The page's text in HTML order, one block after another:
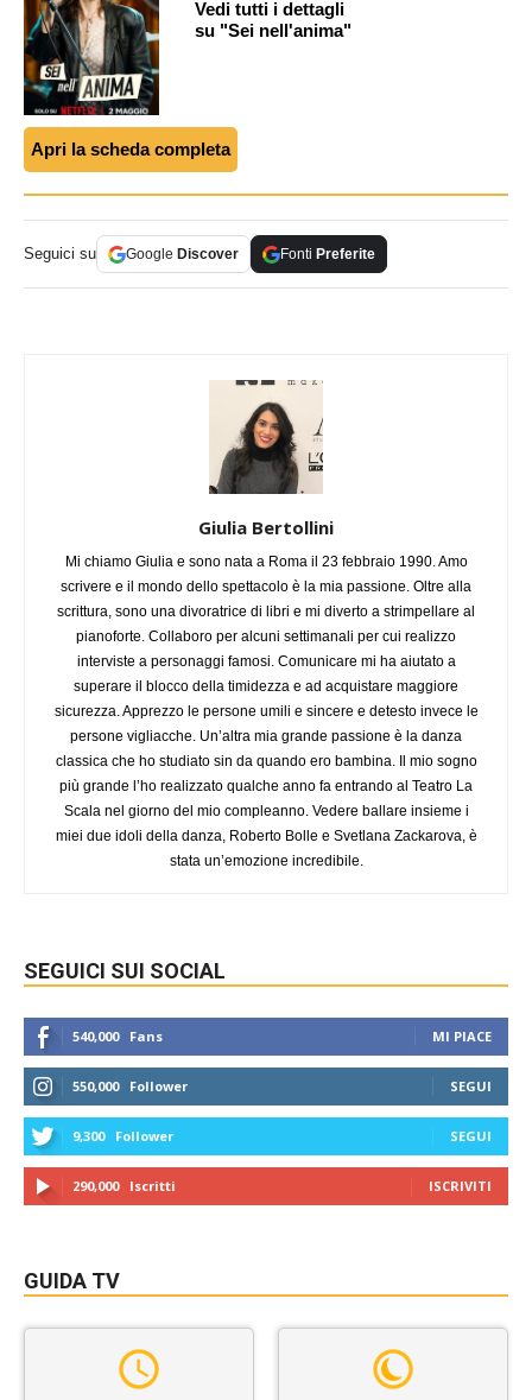
Vedi tutti i dettagli
su "Sei nell'anima"
Apri la scheda completa
Seguici su Google Discover Fonti Preferite
Giulia Bertollini
Mi chiamo Giulia e sono nata a Roma il 23 febbraio 1990. Amo
scrivere e il mondo dello spettacolo è la mia passione. Oltre alla
scrittura, sono una divoratrice di libri e mi diverto a strimpellare al
pianoforte. Collaboro per alcuni settimanali per cui realizzo
interviste a personaggi famosi. Comunicare mi ha aiutato a
superare il blocco della timidezza e ad acquistare maggiore
sicurezza. Apprezzo le persone umili e sincere e detesto invece le
persone vigliacche. Un’altra mia grande passione è la danza
classica che ho studiato sin da quando ero bambina. Il mio sogno
più grande l’ho realizzato qualche anno fa entrando al Teatro La
Scala nel giorno del mio compleanno. Vedere ballare insieme i
miei due idoli della danza, Roberto Bolle e Svetlana Zackarova, è
stata un’emozione incredibile.
SEGUICI SUI SOCIAL
540,000 Fans MI PIACE
550,000 Follower SEGUI
9,300 Follower SEGUI
290,000 Iscritti ISCRIVITI
GUIDA TV